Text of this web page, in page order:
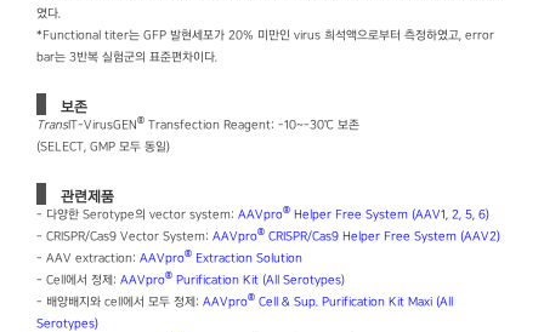
였다.
*Functional titer는 GFP 발현세포가 20% 미만인 virus 희석액으로부터 측정하였고, error
bar는 3반복 실험군의 표준편차이다.
보존
TransIT-VirusGEN® Transfection Reagent: -10~-30℃ 보존
(SELECT, GMP 모두 동일)
관련제품
- 다양한 Serotype의 vector system: AAVpro® Helper Free System (AAV1, 2, 5, 6)
- CRISPR/Cas9 Vector System: AAVpro® CRISPR/Cas9 Helper Free System (AAV2)
- AAV extraction: AAVpro® Extraction Solution
- Cell에서 정제: AAVpro® Purification Kit (All Serotypes)
- 배양배지와 cell에서 모두 정제: AAVpro® Cell & Sup. Purification Kit Maxi (All
Serotypes)